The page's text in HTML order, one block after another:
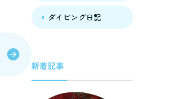
ダイビング日記
新着記事